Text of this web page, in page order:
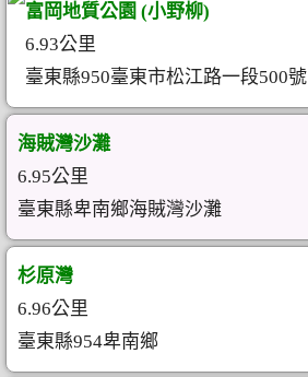
富岡地質公園 (小野柳)
6.93公里
臺東縣950臺東市松江路一段500號
海賊灣沙灘
6.95公里
臺東縣卑南鄉海賊灣沙灘
杉原灣
6.96公里
臺東縣954卑南鄉